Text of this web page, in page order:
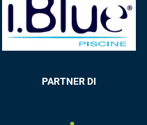
PARTNER DI